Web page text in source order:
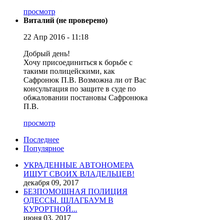
просмотр
Виталий (не проверено)
22 Апр 2016 - 11:18
Добрый день!
Хочу присоединиться к борьбе с
такими полицейскими, как
Сафронюк П.В. Возможна ли от Вас
консультация по защите в суде по
обжаловании постановы Сафронюка
П.В.
просмотр
Последнее
Популярное
УКРАДЕННЫЕ АВТОНОМЕРА
ИЩУТ СВОИХ ВЛАДЕЛЬЦЕВ!
декабря 09, 2017
БЕЗПОМОЩНАЯ ПОЛИЦИЯ
ОДЕССЫ. ШЛАГБАУМ В
КУРОРТНОЙ...
июня 03, 2017